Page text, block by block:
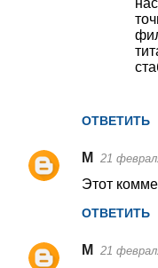
ОТВЕТИТЬ
M 21
Этот
ОТВЕТИТЬ
M 21